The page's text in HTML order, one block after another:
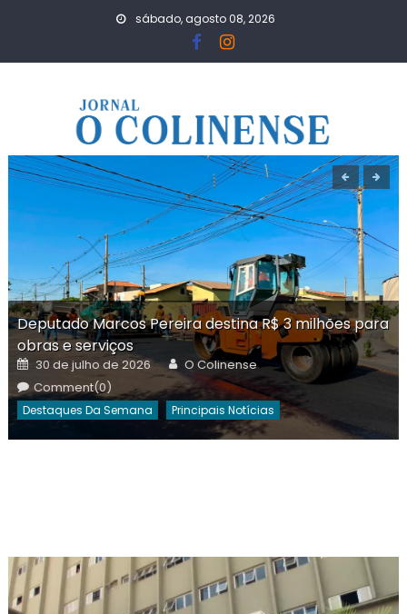
sábado, agosto 08, 2026
Deputado Marcos Pereira destina R$ 3 milhões para
obras e serviços
Posted
on
30 de julho de 2026 Author
O Colinense
Comment(0)
Destaques Da Semana Principais Notícias